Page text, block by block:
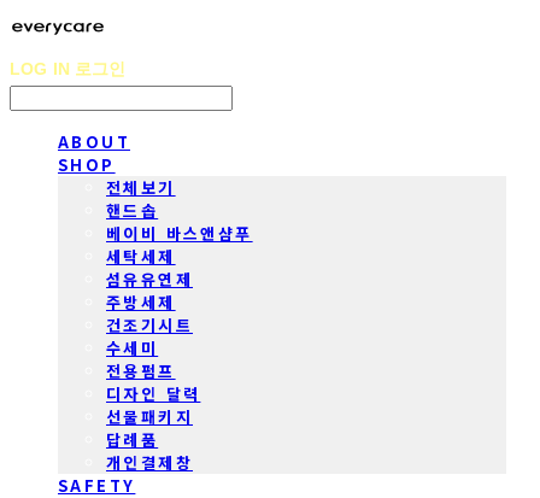
LOG IN 로그인
ABOUT
SHOP
전체보기
핸드솝
베이비 바스앤샴푸
세탁세제
섬유유연제
주방세제
건조기시트
수세미
전용펌프
디자인 달력
선물패키지
답례품
개인결제창
SAFETY